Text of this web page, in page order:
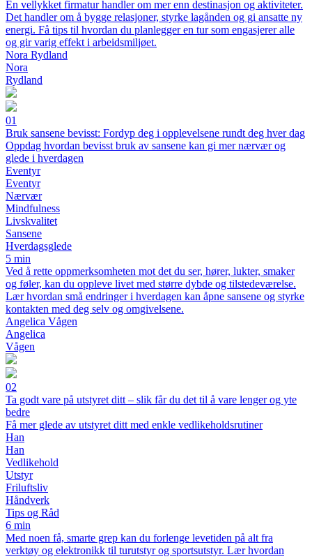
En vellykket firmatur handler om mer enn destinasjon og aktiviteter.
Det handler om å bygge relasjoner, styrke lagånden og gi ansatte ny
energi. Få tips til hvordan du planlegger en tur som engasjerer alle
og gir varig effekt i arbeidsmiljøet.
Nora Rydland
Nora
Rydland
01
Bruk sansene bevisst: Fordyp deg i opplevelsene rundt deg hver dag
Oppdag hvordan bevisst bruk av sansene kan gi mer nærvær og
glede i hverdagen
Eventyr
Eventyr
Nærvær
Mindfulness
Livskvalitet
Sansene
Hverdagsglede
5 min
Ved å rette oppmerksomheten mot det du ser, hører, lukter, smaker
og føler, kan du oppleve livet med større dybde og tilstedeværelse.
Lær hvordan små endringer i hverdagen kan åpne sansene og styrke
kontakten med deg selv og omgivelsene.
Angelica Vågen
Angelica
Vågen
02
Ta godt vare på utstyret ditt – slik får du det til å vare lenger og yte
bedre
Få mer glede av utstyret ditt med enkle vedlikeholdsrutiner
Han
Han
Vedlikehold
Utstyr
Friluftsliv
Håndverk
Tips og Råd
6 min
Med noen få, smarte grep kan du forlenge levetiden på alt fra
verktøy og elektronikk til turutstyr og sportsutstyr. Lær hvordan